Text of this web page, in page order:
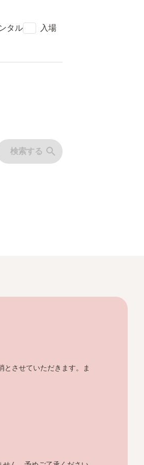
タル 入場
検索する search
とさせていただきます。ま